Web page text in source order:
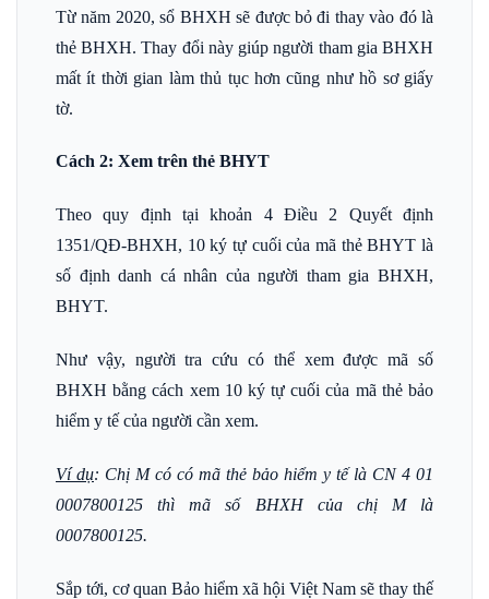
Từ năm 2020, sổ BHXH sẽ được bỏ đi thay vào đó là
thẻ BHXH. Thay đổi này giúp người tham gia BHXH
mất ít thời gian làm thủ tục hơn cũng như hồ sơ giấy
tờ.
Cách 2: Xem trên thẻ BHYT
Theo quy định tại khoản 4 Điều 2 Quyết định
1351/QĐ-BHXH, 10 ký tự cuối của mã thẻ BHYT là
số định danh cá nhân của người tham gia BHXH,
BHYT.
Như vậy, người tra cứu có thể xem được mã số
BHXH bằng cách xem 10 ký tự cuối của mã thẻ bảo
hiểm y tế của người cần xem.
Ví dụ: Chị M có có mã thẻ bảo hiểm y tế là CN 4 01
0007800125 thì mã số BHXH của chị M là
0007800125.
Sắp tới, cơ quan Bảo hiểm xã hội Việt Nam sẽ thay thế